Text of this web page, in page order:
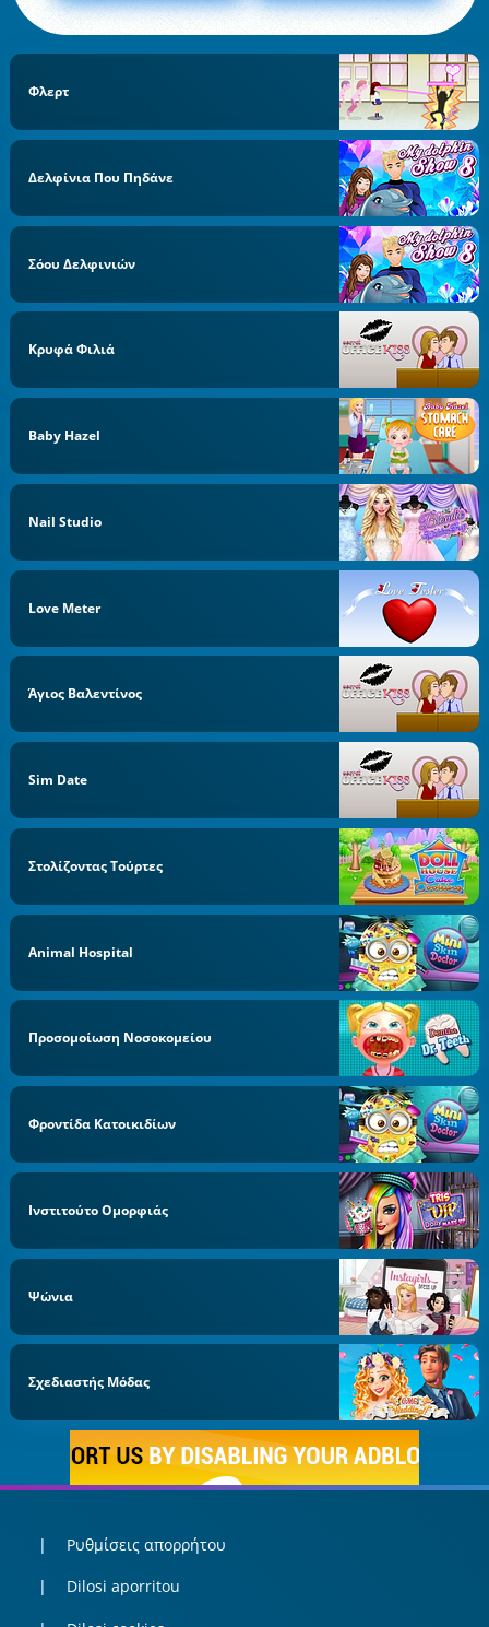
Φλερτ
Δελφίνια Που Πηδάνε
Σόου Δελφινιών
Κρυφά Φιλιά
Baby Hazel
Nail Studio
Love Meter
Άγιος Βαλεντίνος
Sim Date
Στολίζοντας Τούρτες
Animal Hospital
Προσομοίωση Νοσοκομείου
Φροντίδα Κατοικιδίων
Ινστιτούτο Ομορφιάς
Ψώνια
Σχεδιαστής Μόδας
Ρυθμίσεις απορρήτου
Dilosi aporritou